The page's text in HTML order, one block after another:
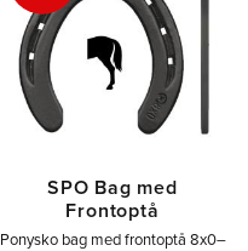
SPO Bag med
Frontoptå
Ponysko bag med frontoptå 8x0–